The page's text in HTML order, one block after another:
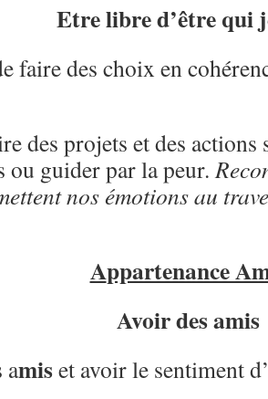
Etre libre d’être qui
faire des choix en
des projets et des actions
ou guider par la peur.
nos émotions au
Appartenance
Avoir des amis
amiset avoir le sentiment